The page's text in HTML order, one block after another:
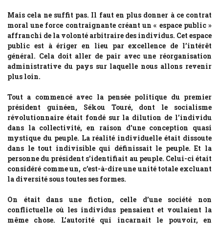
Mais cela ne suffit pas. Il faut en plus donner à ce contrat
moral une force contraignante créant un « espace public »
affranchi de la volonté arbitraire des individus. Cet espace
public est à ériger en lieu par excellence de l’intérêt
général. Cela doit aller de pair avec une réorganisation
administrative du pays sur laquelle nous allons revenir
plus loin.
Tout a commencé avec la pensée politique du premier
président guinéen, Sékou Touré, dont le socialisme
révolutionnaire était fondé sur la dilution de l’individu
dans la collectivité, en raison d’une conception quasi
mystique du peuple. La réalité individuelle était dissoute
dans le tout indivisible qui définissait le peuple. Et la
personne du président s’identifiait au peuple. Celui-ci était
considéré comme un, c’est-à-dire une unité totale excluant
la diversité sous toutes ses formes.
On était dans une fiction, celle d’une société non
conflictuelle où les individus pensaient et voulaient la
même chose. L’autorité qui incarnait le pouvoir, en